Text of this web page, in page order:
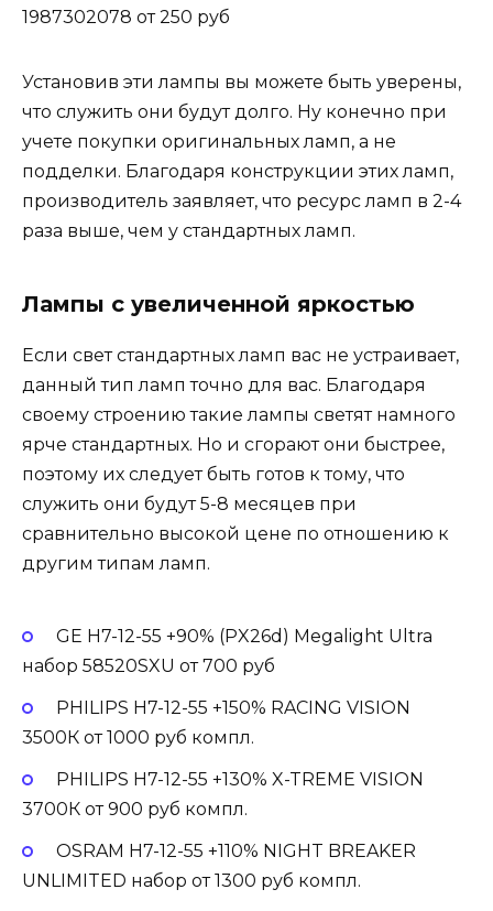
1987302078 от 250 руб
Установив эти лампы вы можете быть уверены,
что служить они будут долго. Ну конечно при
учете покупки оригинальных ламп, а не
подделки. Благодаря конструкции этих ламп,
производитель заявляет, что ресурс ламп в 2-4
раза выше, чем у стандартных ламп.
Лампы с увеличенной яркостью
Если свет стандартных ламп вас не устраивает,
данный тип ламп точно для вас. Благодаря
своему строению такие лампы светят намного
ярче стандартных. Но и сгорают они быстрее,
поэтому их следует быть готов к тому, что
служить они будут 5-8 месяцев при
сравнительно высокой цене по отношению к
другим типам ламп.
GE H7-12-55 +90% (PX26d) Megalight Ultra
набор 58520SXU от 700 руб
PHILIPS H7-12-55 +150% RACING VISION
3500К от 1000 руб компл.
PHILIPS H7-12-55 +130% X-TREME VISION
3700К от 900 руб компл.
OSRAM H7-12-55 +110% NIGHT BREAKER
UNLIMITED набор от 1300 руб компл.